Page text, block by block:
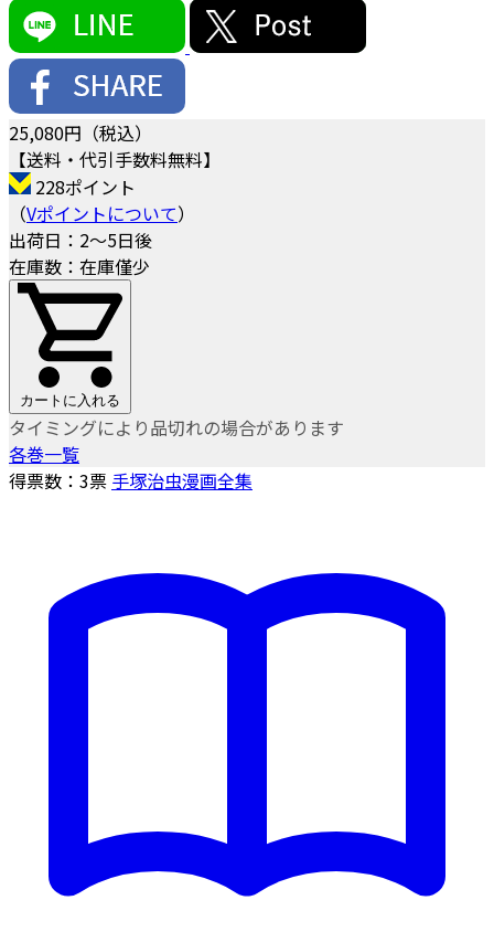
25,080円（税込）
【送料・代引手数料無料】
228ポイント
（Vポイントについて）
出荷日：2～5日後
在庫数：在庫僅少
カートに入れる
タイミングにより品切れの場合があります
各巻一覧
得票数： 3票 手塚治虫漫画全集